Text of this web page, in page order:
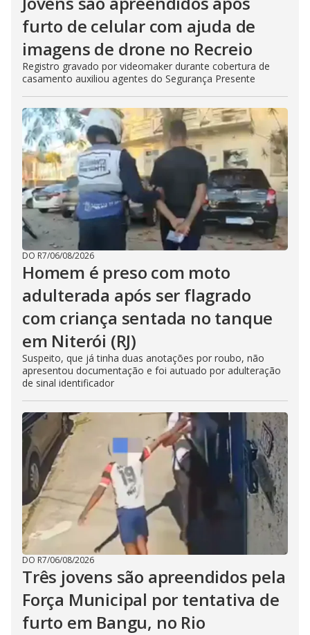
furto de celular com ajuda de
imagens de drone no Recreio
Registro gravado por videomaker durante cobertura de
casamento auxiliou agentes do Segurança Presente
DO R7/06/08/2026
Homem é preso com moto
adulterada após ser flagrado
com criança sentada no tanque
em Niterói (RJ)
Suspeito, que já tinha duas anotações por roubo, não
apresentou documentação e foi autuado por adulteração
de sinal identificador
DO R7/06/08/2026
Três jovens são apreendidos pela
Força Municipal por tentativa de
furto em Bangu, no Rio